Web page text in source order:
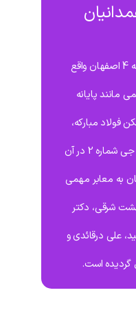
خیابان همدانیان در منطقه 4 اصفهان واقع
پایانه
فولاد مبارکه،
همدانیان و پایانه مسافربری جی شماره 2 در آن
به معابر مهمی
شرقی، دکتر
علی درقائدی و
است.